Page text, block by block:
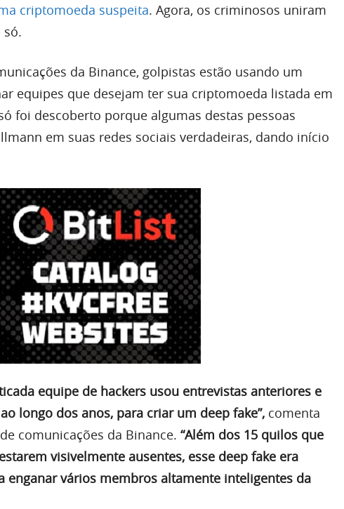
criptomoeda suspeita. Agora, os criminosos uniram
só.
da Binance, golpistas estão usando um
equipes que desejam ter sua criptomoeda listada em
foi descoberto porque algumas destas pessoas
em suas redes sociais verdadeiras, dando início
equipe de hackers usou entrevistas anteriores e
longo dos anos, para criar um deep fake”, comenta
comunicações da Binance. “Além dos 15 quilos que
visivelmente ausentes, esse deep fake era
enganar vários membros altamente inteligentes da